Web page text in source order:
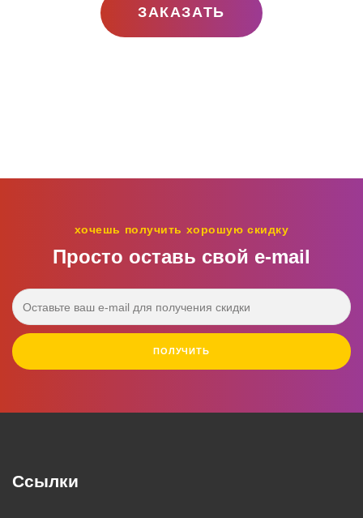
ЗАКАЗАТЬ
хочешь получить хорошую скидку
Просто оставь свой e‑mail
ПОЛУЧИТЬ
Ссылки